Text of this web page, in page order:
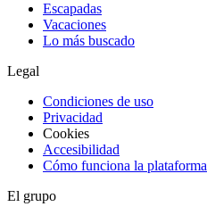
Escapadas
Vacaciones
Lo más buscado
Legal
Condiciones de uso
Privacidad
Cookies
Accesibilidad
Cómo funciona la plataforma
El grupo